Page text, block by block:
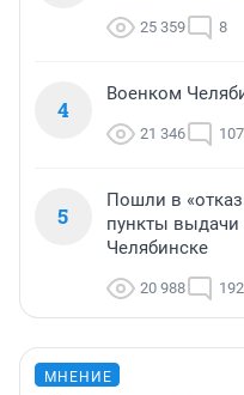
25 359 8
4
Военком
21 346 107
5
Пошли в
пункты выдачи
Челябинске
20 988 192
МНЕНИЕ